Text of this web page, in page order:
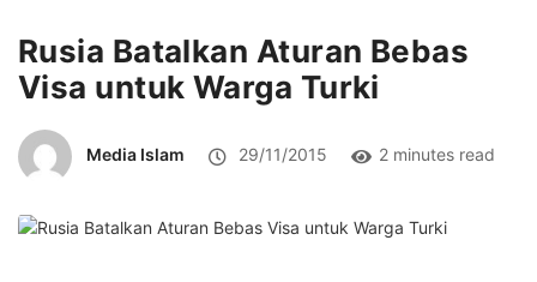
Rusia Batalkan Aturan Bebas
Visa untuk Warga Turki
Media Islam 29/11/2015 2 minutes read